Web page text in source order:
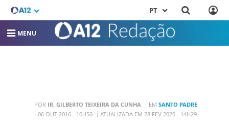
PT
MENU
POR IR. GILBERTO TEIXEIRA DA CUNHA EM SANTO PADRE
06 OUT 2016 - 10H50
ATUALIZADA EM 28 FEV 2020 - 14H29